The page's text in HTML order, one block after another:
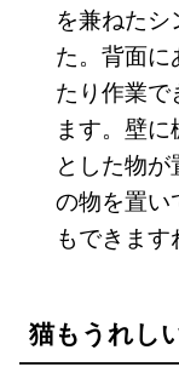
を兼ねた
た。背面
たり作業
ます。壁
とした物
の物を置い
もできます
猫もうれし